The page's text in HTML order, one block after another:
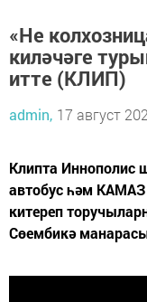
«Не
киләчәге
итте (КЛИП)
admin, 17 август
Клипта Иннополис
автобус һәм
китереп
Сөембикә